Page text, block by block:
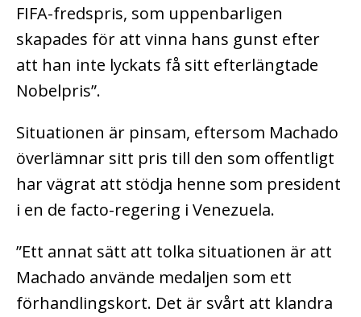
FIFA-fredspris, som uppenbarligen
skapades för att vinna hans gunst efter
att han inte lyckats få sitt efterlängtade
Nobelpris”.
Situationen är pinsam, eftersom Machado
överlämnar sitt pris till den som offentligt
har vägrat att stödja henne som president
i en de facto-regering i Venezuela.
”Ett annat sätt att tolka situationen är att
Machado använde medaljen som ett
förhandlingskort. Det är svårt att klandra